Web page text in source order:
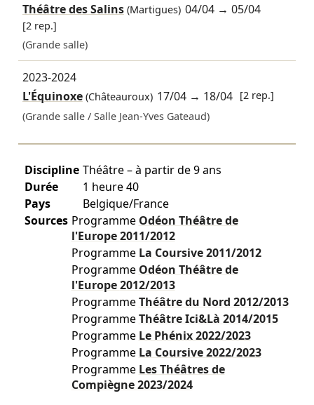
Théâtre des Salins(Martigues) 04/04 →05/04
[2 rep.]
(Grande salle)
2023-2024
L'Équinoxe(Châteauroux) 17/04 → 18/04 [2 rep.]
(Grande salle / Salle Jean-Yves Gateaud)
Discipline Théâtre – à partir de 9 ans
Durée
1 heure 40
Pays
Belgique/France
Sources Programme Odéon Théâtre de
l'Europe2011/2012
Programme La Coursive2011/2012
Programme Odéon Théâtre de
l'Europe2012/2013
ProgrammeThéâtre du Nord 2012/2013
ProgrammeThéâtre Ici&Là 2014/2015
Programme Le Phénix2022/2023
Programme La Coursive2022/2023
Programme Les Théâtres de
Compiègne2023/2024